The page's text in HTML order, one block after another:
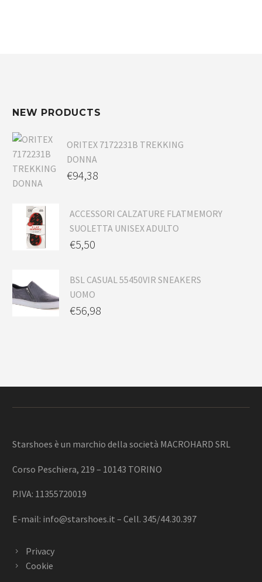
NEW PRODUCTS
ORITEX 7172231B TREKKING
DONNA
€94,38
ACCESSORI CALZATURE FLATMEMORY
SUOLETTA UNISEX ADULTO
€5,50
BSL CASUAL 55450VIR SNEAKERS
UOMO
€56,98
Starshoes è un marchio della società MACROHARD SRL
Corso Peschiera, 219 – 10143 TORINO
P.IVA: 11355720019
E-mail: info@starshoes.it – Cell. 345/44.30.397
Privacy
Cookie